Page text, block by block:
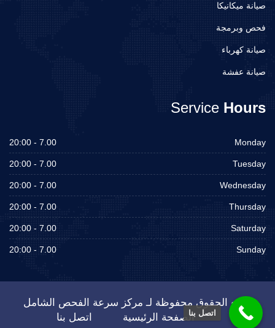
صيانة ميكانيكا
فحص وبرمجة
صيانة كهرباء
صيانة عفشة
Service Hours
Monday
7.00 - 20:00
Tuesday
7.00 - 20:00
Wednesday
7.00 - 20:00
Thursday
7.00 - 20:00
Saturday
7.00 - 20:00
Sunday
7.00 - 20:00
جميع الحقوق محفوظة لـ مركز سرعة الفحص الشامل
الصفحة الرئيسية
اتصل بنا اتصل بنا